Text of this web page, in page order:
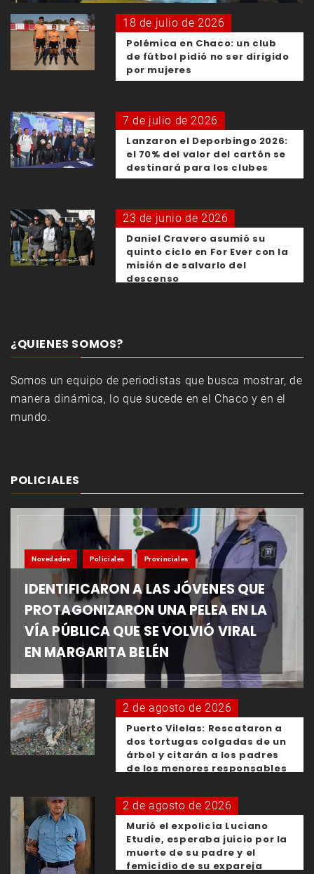
18 de julio de 2026
Polémica en Chaco: un club
de fútbol pidió no ser dirigido
por mujeres
7 de julio de 2026
Lanzaron el Deporbingo 2026:
el 70% del valor del cartón se
destinará para los clubes
23 de junio de 2026
Daniel Cravero asumió su
quinto ciclo en For Ever con la
misión de salvarlo del
descenso
¿QUIENES SOMOS?
Somos un equipo de periodistas que busca mostrar, de
manera dinámica, lo que sucede en el Chaco y en el
mundo.
POLICIALES
Novedades Policiales Provinciales
IDENTIFICARON A LAS JÓVENES QUE
PROTAGONIZARON UNA PELEA EN LA
VÍA PÚBLICA QUE SE VOLVIÓ VIRAL
EN MARGARITA BELÉN
2 de agosto de 2026
Puerto Vilelas: Rescataron a
dos tortugas colgadas de un
árbol y citarán a los padres
de los menores responsables
2 de agosto de 2026
Murió el expolicía Luciano
Etudie, esperaba juicio por la
muerte de su padre y el
femicidio de su expareja